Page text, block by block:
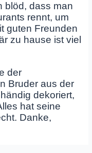
blöd, dass man
rennt, um
guten Freunden
zu hause ist viel
der
Bruder aus der
dekoriert,
hat seine
Danke,